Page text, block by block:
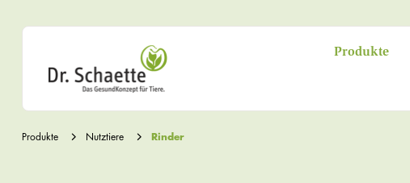
Produkte
Produkte Nutztiere Rinder